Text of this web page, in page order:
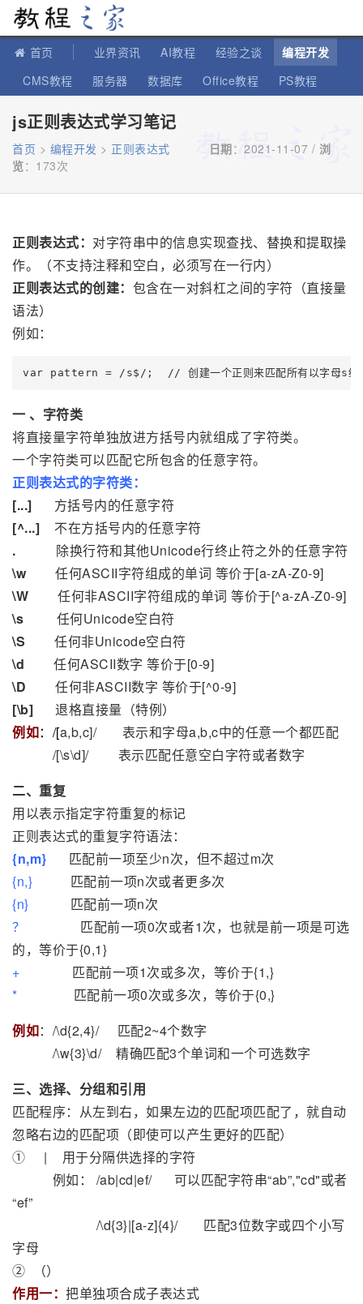
首页 业界资讯 AI教程 经验之谈
编程开发
CMS教程
服务器 数据库 Office教程
PS教程
js正则表达式学习笔记
首页 > 编程开发 > 正则表达式 日期：2021-11-07 / 浏
览： 173次
正则表达式： 对字符串中的信息实现查找、替换和提取操
作。（不支持注释和空白，必须写在一行内）
正则表达式的创建： 包含在一对斜杠之间的字符（直接量
语法）
例如：
一 、字符类
将直接量字符单独放进方括号内就组成了字符类。
一个字符类可以匹配它所包含的任意字符。
正则表达式的字符类：
[...]
方括号内的任意字符
[^...]
不在方括号内的任意字符
.
除换行符和其他Unicode行终止符之外的任意字符
\w
任何ASCII字符组成的单词 等价于[a-zA-Z0-9]
\W
任何非ASCII字符组成的单词 等价于[^a-zA-Z0-9]
\s
任何Unicode空白符
\S
任何非Unicode空白符
\d
任何ASCII数字 等价于[0-9]
\D
任何非ASCII数字 等价于[^0-9]
[\b]
退格直接量（特例）
例如：/[a,b,c]/ 表示和字母a,b,c中的任意一个都匹配
/[\s\d]/ 表示匹配任意空白字符或者数字
二、重复
用以表示指定字符重复的标记
正则表达式的重复字符语法：
{n,m}
匹配前一项至少n次，但不超过m次
{n,}
匹配前一项n次或者更多次
{n}
匹配前一项n次
？
匹配前一项0次或者1次，也就是前一项是可选
的，等价于{0,1}
+
匹配前一项1次或多次，等价于{1,}
*
匹配前一项0次或多次，等价于{0,}
例如：/\d{2,4}/ 匹配2~4个数字
/\w{3}\d/ 精确匹配3个单词和一个可选数字
三、选择、分组和引用
匹配程序：从左到右，如果左边的匹配项匹配了，就自动
忽略右边的匹配项（即使可以产生更好的匹配）
① | 用于分隔供选择的字符
例如： /ab|cd|ef/ 可以匹配字符串“ab”,"cd"或者
“ef”
/\d{3}|[a-z]{4}/ 匹配3位数字或四个小写
字母
② （）
作用一： 把单独项合成子表达式